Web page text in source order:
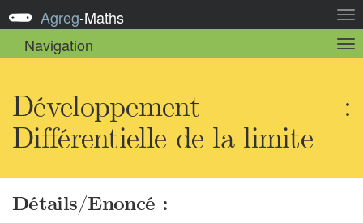
la
Agreg-Maths
Navigation
la
Développement :
Différentielle de la limite
Détails/Enoncé :